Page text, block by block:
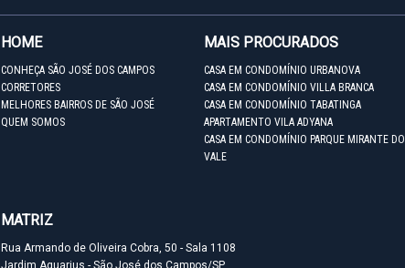
HOME
CONHEÇA SÃO JOSÉ DOS CAMPOS
CORRETORES
MELHORES BAIRROS DE SÃO JOSÉ
QUEM SOMOS
MAIS PROCURADOS
CASA EM CONDOMÍNIO URBANOVA
CASA EM CONDOMÍNIO VILLA BRANCA
CASA EM CONDOMÍNIO TABATINGA
APARTAMENTO VILA ADYANA
CASA EM CONDOMÍNIO PARQUE MIRANTE DO
VALE
MATRIZ
Rua Armando de Oliveira Cobra, 50 - Sala 1108
Jardim Aquarius - São José dos Campos/SP